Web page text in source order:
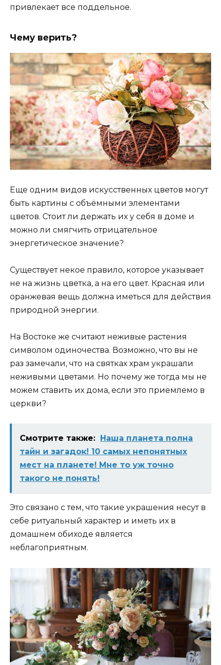
привлекает все поддельное.
Чему верить?
Еще одним видов искусственных цветов могут
быть картины с объёмными элементами
цветов. Стоит ли держать их у себя в доме и
можно ли смягчить отрицательное
энергетическое значение?
Существует некое правило, которое указывает
не на жизнь цветка, а на его цвет. Красная или
оранжевая вещь должна иметься для действия
природной энергии.
На Востоке же считают неживые растения
символом одиночества. Возможно, что вы не
раз замечали, что на святках храм украшали
неживыми цветами. Но почему же тогда мы не
можем ставить их дома, если это приемлемо в
церкви?
Смотрите также:
Наша планета полна
тайн и загадок! 10 cамых непонятных
мест на планете! Мне то уж точно
такого не понять!
Это связано с тем, что такие украшения несут в
себе ритуальный характер и иметь их в
домашнем обиходе является
неблагоприятным.